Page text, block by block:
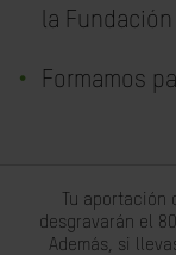
la
Formamos
Tu
desgravarán el
Además, si